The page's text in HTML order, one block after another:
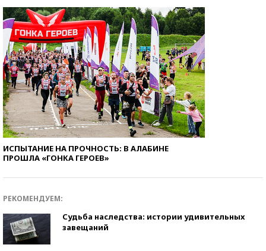
ИСПЫТАНИЕ НА ПРОЧНОСТЬ: В АЛАБИНЕ
ПРОШЛА «ГОНКА ГЕРОЕВ»
РЕКОМЕНДУЕМ:
Судьба наследства: истории удивительных
завещаний